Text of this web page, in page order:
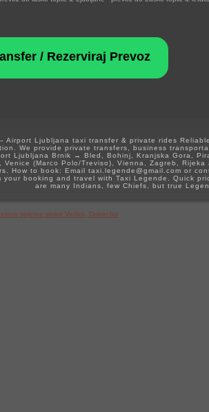
/ Rezerviraj Prevoz
Airport Ljubljana taxi transfer & private rides
We provide private transfers, business
Ljubljana Brnik → Bled, Bohinj, Kranjska Gora,
Venice (Marco Polo/Treviso), Vienna, Zagreb,
How to book: Email taxi.legende@gmail.com or
your booking and travel with Taxi Legende. Quick
are many Indians, few Chiefs, but true
spletne strani Vedko, Dober.biz